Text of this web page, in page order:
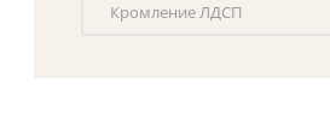
Кромление ЛДСП